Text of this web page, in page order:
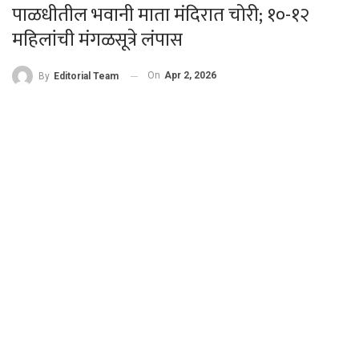
पाळधीतील भवानी माता मंदिरात चोरी; १०-१२
महिलांची मंगळसूत्रे लंपास
By Editorial Team On Apr 2, 2026